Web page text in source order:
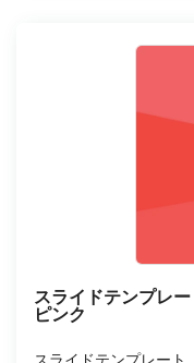
スライドテンプレ
ピンク